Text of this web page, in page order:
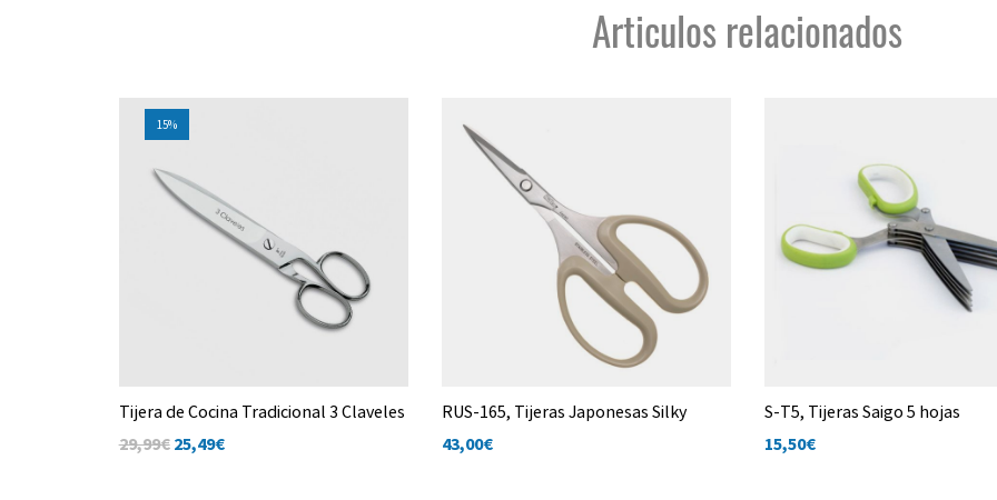
Articulos relacionados
15%
Tijera de Cocina Tradicional 3 Claveles
29,99€ 25,49€
RUS-165, Tijeras Japonesas Silky
43,00€
S-T5, Tijeras Saigo 5 hojas
15,50€